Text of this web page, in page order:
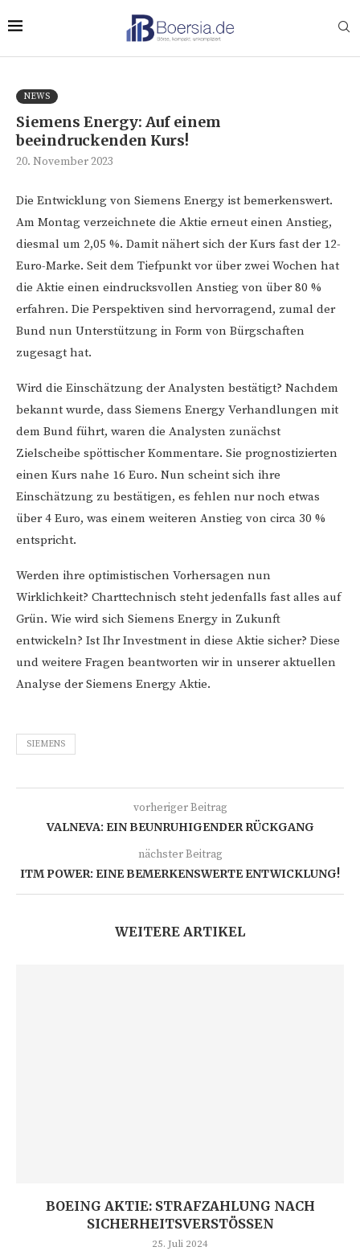
NEWS
Siemens Energy: Auf einem
beeindruckenden Kurs!
20. November 2023
Die Entwicklung von Siemens Energy ist bemerkenswert.
Am Montag verzeichnete die Aktie erneut einen Anstieg,
diesmal um 2,05 %. Damit nähert sich der Kurs fast der 12-
Euro-Marke. Seit dem Tiefpunkt vor über zwei Wochen hat
die Aktie einen eindrucksvollen Anstieg von über 80 %
erfahren. Die Perspektiven sind hervorragend, zumal der
Bund nun Unterstützung in Form von Bürgschaften
zugesagt hat.
Wird die Einschätzung der Analysten bestätigt? Nachdem
bekannt wurde, dass Siemens Energy Verhandlungen mit
dem Bund führt, waren die Analysten zunächst
Zielscheibe spöttischer Kommentare. Sie prognostizierten
einen Kurs nahe 16 Euro. Nun scheint sich ihre
Einschätzung zu bestätigen, es fehlen nur noch etwas
über 4 Euro, was einem weiteren Anstieg von circa 30 %
entspricht.
Werden ihre optimistischen Vorhersagen nun
Wirklichkeit? Charttechnisch steht jedenfalls fast alles auf
Grün. Wie wird sich Siemens Energy in Zukunft
entwickeln? Ist Ihr Investment in diese Aktie sicher? Diese
und weitere Fragen beantworten wir in unserer aktuellen
Analyse der Siemens Energy Aktie.
SIEMENS
vorheriger Beitrag
VALNEVA: EIN BEUNRUHIGENDER RÜCKGANG
nächster Beitrag
ITM POWER: EINE BEMERKENSWERTE ENTWICKLUNG!
WEITERE ARTIKEL
BOEING AKTIE: STRAFZAHLUNG NACH
SICHERHEITSVERSTÖSSEN
25. Juli 2024